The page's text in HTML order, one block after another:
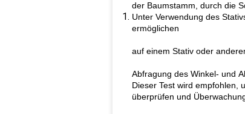
der Baumstamm, durch die
Unter Verwendung des
ermöglichen
auf einem Stativ oder
Abfragung des Winkel- und
Dieser Test wird empfohlen,
überprüfen und